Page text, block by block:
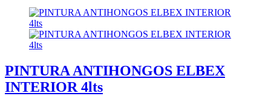
PINTURA ANTIHONGOS ELBEX
INTERIOR 4lts